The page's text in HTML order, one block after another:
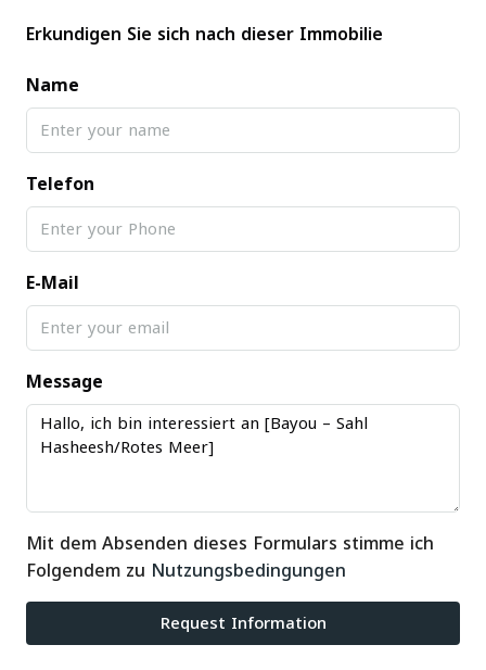
Erkundigen Sie sich nach dieser Immobilie
Name
Telefon
E-Mail
Message
Mit dem Absenden dieses Formulars stimme ich
Folgendem zu Nutzungsbedingungen
Request Information